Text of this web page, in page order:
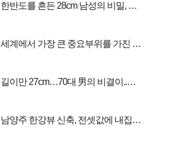
한반도를 흔든 28cm 남성의 비밀, 매
세계에서 가장 큰 중요부위를 가진 남
길이만 27cm…70대 男의 비결이..충
남양주 한강뷰 신축, 전셋값에 내집마